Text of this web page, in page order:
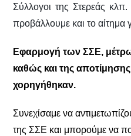
Σύλλογοι της Στερεάς
προβάλλουμε και το αίτημα
Εφαρμογή των ΣΣΕ,
καθώς και της
χορηγήθηκαν.
Συνεχίσαμε να
της ΣΣΕ και μπορούμε να